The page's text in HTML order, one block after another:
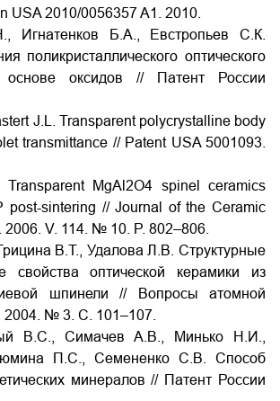
USA 2010/0056357 A1. 2010.
Игнатенков Б.А., Евстропьев С.К.
поликристаллического оптического
оксидов // Патент России
J.L. Transparent polycrystalline body
transmittance // Patent USA 5001093.
MgAl2O4 spinel ceramics
post-sintering // Journal of the Ceramic
2006. V. 114. № 10. P. 802–806.
В.Т., Удалова Л.В. Структурные
свойства оптической керамики из
шпинели // Вопросы атомной
2004. № 3. C. 101–107.
В.С., Симачев А.В., Минько Н.И.,
П.С., Семененко С.В. Способ
минералов // Патент России